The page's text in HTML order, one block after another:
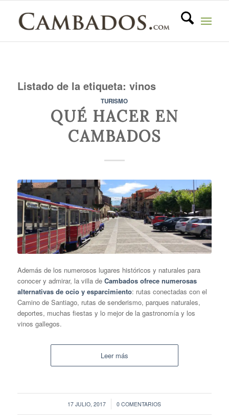
Listado de la etiqueta: vinos
TURISMO
QUÉ HACER EN
CAMBADOS
Además de los numerosos lugares históricos y naturales para
conocer y admirar, la villa de Cambados ofrece numerosas
alternativas de ocio y esparcimiento: rutas conectadas con el
Camino de Santiago, rutas de senderismo, parques naturales,
deportes, muchas fiestas y lo mejor de la gastronomía y los
vinos gallegos.
Leer más
17 JULIO, 2017
/ 0 COMENTARIOS